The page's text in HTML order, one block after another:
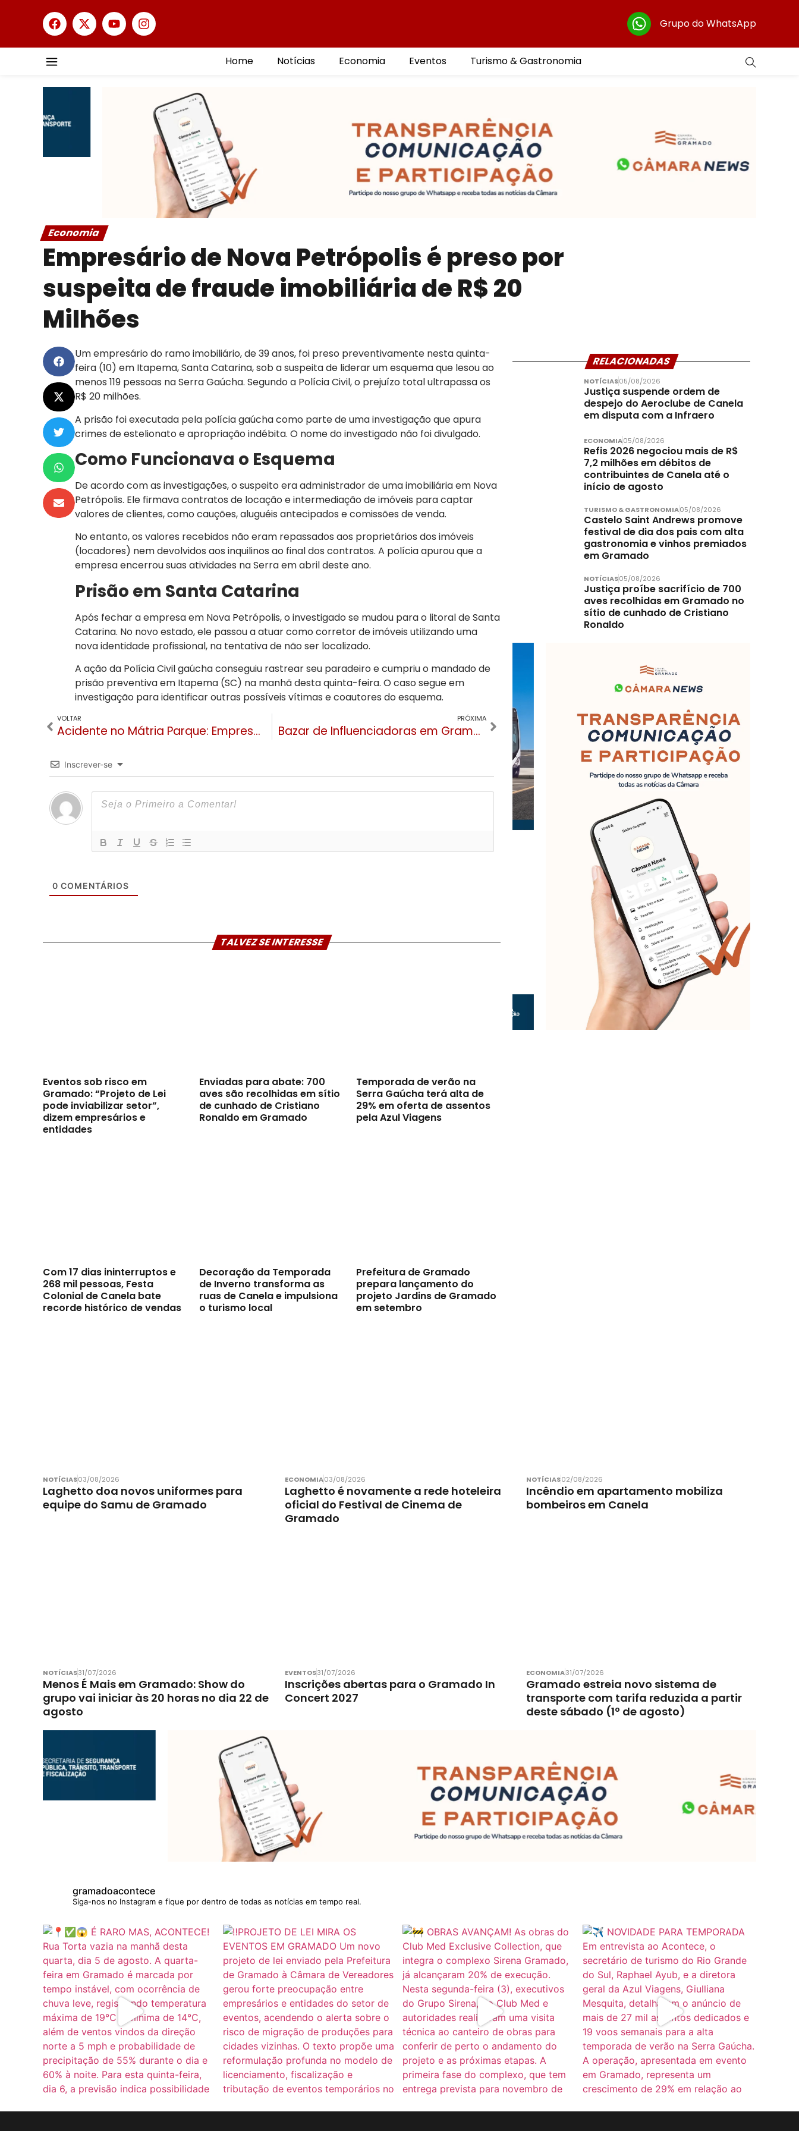
Grupo do WhatsApp
Home Notícias Economia Eventos Turismo & Gastronomia
Economia
Empresário de Nova Petrópolis é preso por
suspeita de fraude imobiliária de R$ 20
Milhões
Um empresário do ramo imobiliário, de 39 anos, foi preso preventivamente nesta quinta-
feira (10) em Itapema, Santa Catarina, sob a suspeita de liderar um esquema que lesou ao
menos 119 pessoas na Serra Gaúcha. Segundo a Polícia Civil, o prejuízo total ultrapassa os
R$ 20 milhões.
A prisão foi executada pela polícia gaúcha como parte de uma investigação que apura
crimes de estelionato e apropriação indébita. O nome do investigado não foi divulgado.
Como Funcionava o Esquema
De acordo com as investigações, o suspeito era administrador de uma imobiliária em Nova
Petrópolis. Ele firmava contratos de locação e intermediação de imóveis para captar
valores de clientes, como cauções, aluguéis antecipados e comissões de venda.
No entanto, os valores recebidos não eram repassados aos proprietários dos imóveis
(locadores) nem devolvidos aos inquilinos ao final dos contratos. A polícia apurou que a
empresa encerrou suas atividades na Serra em abril deste ano.
Prisão em Santa Catarina
Após fechar a empresa em Nova Petrópolis, o investigado se mudou para o litoral de Santa
Catarina. No novo estado, ele passou a atuar como corretor de imóveis utilizando uma
nova identidade profissional, na tentativa de não ser localizado.
A ação da Polícia Civil gaúcha conseguiu rastrear seu paradeiro e cumpriu o mandado de
prisão preventiva em Itapema (SC) na manhã desta quinta-feira. O caso segue em
investigação para identificar outras possíveis vítimas e coautores do esquema.
VOLTAR
Acidente no Mátria Parque: Empresa diz que turistas foram instruídos para dirigir carrinho
PRÓXIMA
Bazar de Influenciadoras em Gramado une moda e solidariedade neste sábado (12) na Villa Santa Claus
Inscrever-se
0 COMENTÁRIOS
TALVEZ SE INTERESSE
Eventos sob risco em
Gramado: “Projeto de Lei
pode inviabilizar setor”,
dizem empresários e
entidades
Enviadas para abate: 700
aves são recolhidas em sítio
de cunhado de Cristiano
Ronaldo em Gramado
Temporada de verão na
Serra Gaúcha terá alta de
29% em oferta de assentos
pela Azul Viagens
Com 17 dias ininterruptos e
268 mil pessoas, Festa
Colonial de Canela bate
recorde histórico de vendas
Decoração da Temporada
de Inverno transforma as
ruas de Canela e impulsiona
o turismo local
Prefeitura de Gramado
prepara lançamento do
projeto Jardins de Gramado
em setembro
RELACIONADAS
NOTÍCIAS05/08/2026
Justiça suspende ordem de
despejo do Aeroclube de Canela
em disputa com a Infraero
ECONOMIA05/08/2026
Refis 2026 negociou mais de R$
7,2 milhões em débitos de
contribuintes de Canela até o
início de agosto
TURISMO & GASTRONOMIA05/08/2026
Castelo Saint Andrews promove
festival de dia dos pais com alta
gastronomia e vinhos premiados
em Gramado
NOTÍCIAS05/08/2026
Justiça proíbe sacrifício de 700
aves recolhidas em Gramado no
sítio de cunhado de Cristiano
Ronaldo
NOTÍCIAS03/08/2026
Laghetto doa novos uniformes para
equipe do Samu de Gramado
ECONOMIA03/08/2026
Laghetto é novamente a rede hoteleira
oficial do Festival de Cinema de
Gramado
NOTÍCIAS02/08/2026
Incêndio em apartamento mobiliza
bombeiros em Canela
NOTÍCIAS31/07/2026
Menos É Mais em Gramado: Show do
grupo vai iniciar às 20 horas no dia 22 de
agosto
EVENTOS31/07/2026
Inscrições abertas para o Gramado In
Concert 2027
ECONOMIA31/07/2026
Gramado estreia novo sistema de
transporte com tarifa reduzida a partir
deste sábado (1º de agosto)
gramadoacontece
Siga-nos no Instagram e fique por dentro de todas as notícias em tempo real.